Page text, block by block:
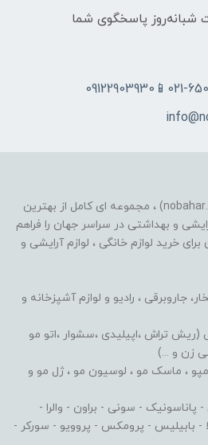
، ۲۴ ساعت شبانه‌روز پاسخگوی شما
فروشگاه اینترنتی نوبهار (nobahar.net) ، مجموعه ای کامل از بهترین
و بهداشتی در سراسر جهان را فراهم
خرید لوازم خانگی ، لوازم آرایشی و
جاروبرقی ، رادیو و لوازم آشپزخانه و
(ریش تراش ،اپیلیدی ،سشوار ،اتو مو
زن و ...)
، ماسک مو ، لوسیون مو ، ژل مو و
- سونی - براون - والرا -
- بابیلیس - پرومکس - پروویو - سورکر -